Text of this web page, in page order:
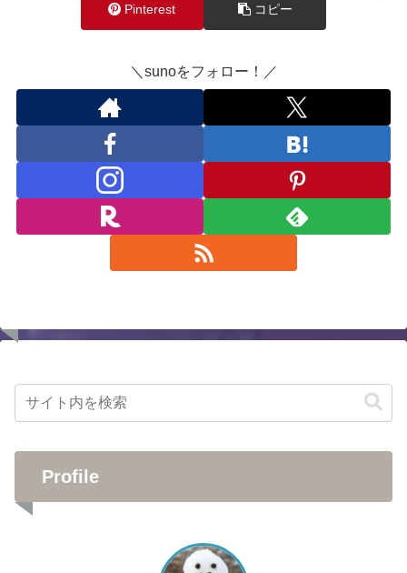
Pinterest コピー
＼sunoをフォロー！／
Profile